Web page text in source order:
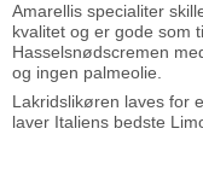
Amarellis specialiter
kvalitet og er gode som
Hasselsnødscremen
og ingen palmeolie.
Lakridslikøren laves for
laver Italiens bedste